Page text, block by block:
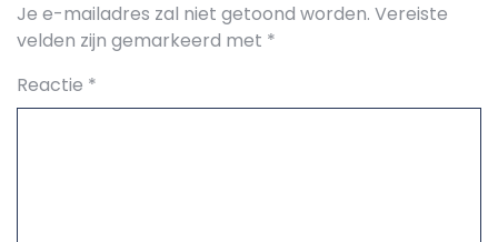
Je e-mailadres zal niet getoond worden. Vereiste
velden zijn gemarkeerd met *
Reactie *